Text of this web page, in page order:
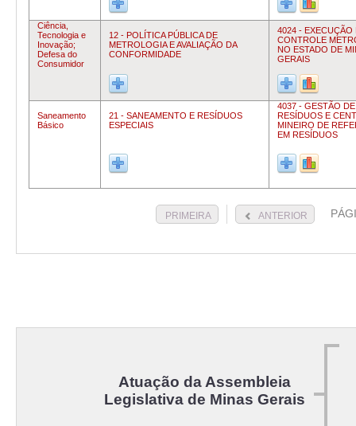
Ciência,
Tecnologia e
Inovação;
Defesa do
Consumidor
12 - POLÍTICA PÚBLICA DE
METROLOGIA E AVALIAÇÃO DA
CONFORMIDADE
4024 - EXECUÇÃO
CONTROLE
NO ESTADO DE
GERAIS
Saneamento
Básico
21 - SANEAMENTO E RESÍDUOS
ESPECIAIS
4037 - GESTÃO DE
RESÍDUOS E
MINEIRO DE
EM RESÍDUOS
PRIMEIRA ANTERIOR
Atuação da Assembleia
Legislativa de Minas Gerais